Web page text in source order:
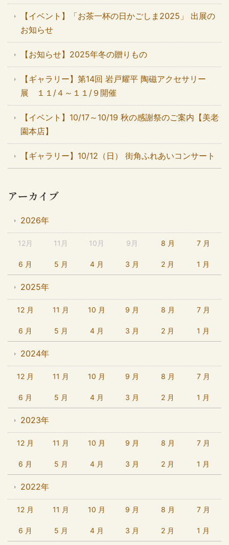
【イベント】「お茶一杯の日かごしま2025」 出展の
お知らせ
【お知らせ】2025年冬の贈りもの
【ギャラリー】第14回 岩戸耀平 陶磁アクセサリー
展 １１/４～１１/９開催
【イベント】10/17～10/19 秋の感謝祭のご案内【美老
園本店】
【ギャラリー】10/12（日） 街角ふれあいコンサート
アーカイブ
2026年
12月 11月 10月 9月 8 月 7 月
6 月 5 月 4 月 3 月 2 月 1 月
2025年
12 月 11 月 10 月 9 月 8 月 7 月
6 月 5 月 4 月 3 月 2 月 1 月
2024年
12 月 11 月 10 月 9 月 8 月 7 月
6 月 5 月 4 月 3 月 2 月 1 月
2023年
12 月 11 月 10 月 9 月 8 月 7 月
6 月 5 月 4 月 3 月 2 月 1 月
2022年
12 月 11 月 10 月 9 月 8 月 7 月
6 月 5 月 4 月 3 月 2 月 1 月